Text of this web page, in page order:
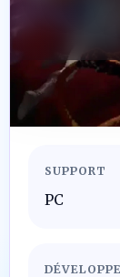
SUPPORT
PC